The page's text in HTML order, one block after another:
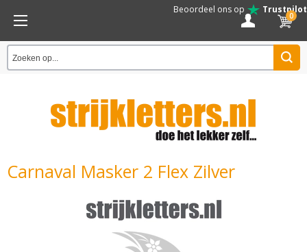
Beoordeel ons op Trustpilot
0
Carnaval Masker 2 Flex Zilver